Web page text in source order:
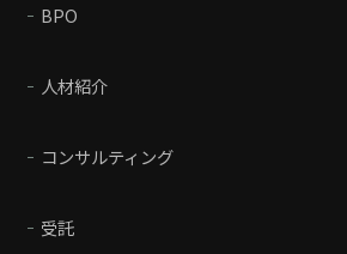
BPO
人材紹介
コンサルティング
受託